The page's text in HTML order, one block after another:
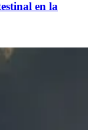
en la